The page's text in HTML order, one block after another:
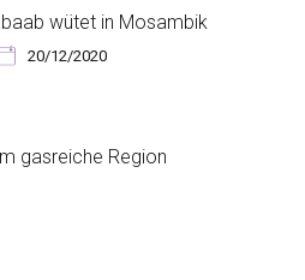
wütet in Mosambik
20/12/2020
gasreiche Region